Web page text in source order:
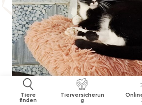
Tiere
finden
Tierversicherun
g